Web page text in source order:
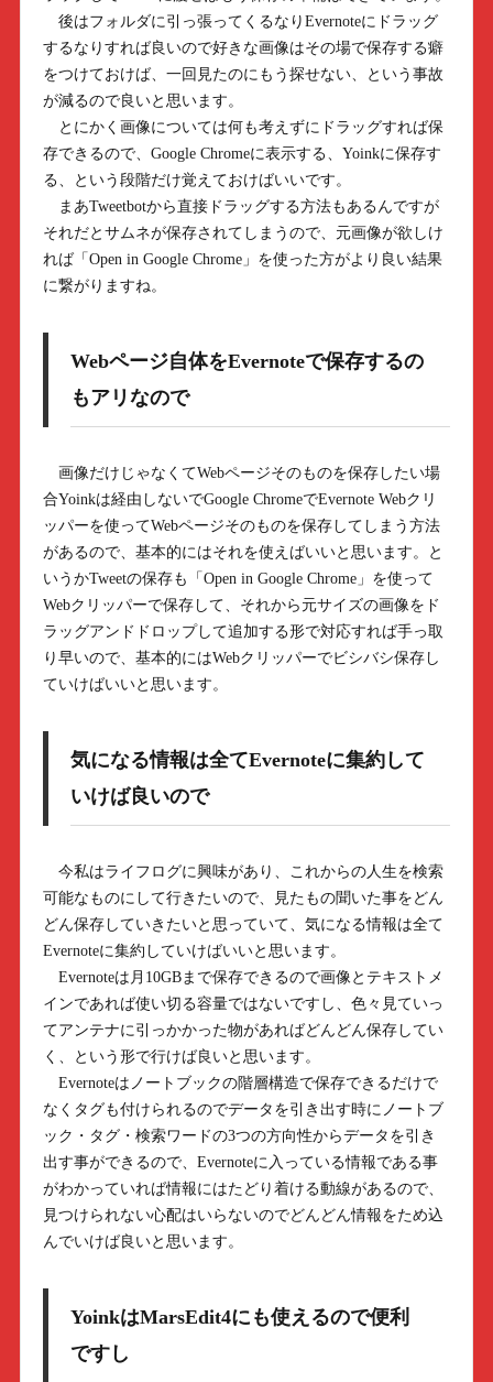
後はフォルダに引っ張ってくるなりEvernoteにドラッグ
するなりすれば良いので好きな画像はその場で保存する癖
をつけておけば、一回見たのにもう探せない、という事故
が減るので良いと思います。
とにかく画像については何も考えずにドラッグすれば保
存できるので、Google Chromeに表示する、Yoinkに保存す
る、という段階だけ覚えておけばいいです。
まあTweetbotから直接ドラッグする方法もあるんですが
それだとサムネが保存されてしまうので、元画像が欲しけ
れば「Open in Google Chrome」を使った方がより良い結果
に繋がりますね。
Webページ自体をEvernoteで保存するの
もアリなので
画像だけじゃなくてWebページそのものを保存したい場
合Yoinkは経由しないでGoogle ChromeでEvernote Webクリ
ッパーを使ってWebページそのものを保存してしまう方法
があるので、基本的にはそれを使えばいいと思います。と
いうかTweetの保存も「Open in Google Chrome」を使って
Webクリッパーで保存して、それから元サイズの画像をド
ラッグアンドドロップして追加する形で対応すれば手っ取
り早いので、基本的にはWebクリッパーでビシバシ保存し
ていけばいいと思います。
気になる情報は全てEvernoteに集約して
いけば良いので
今私はライフログに興味があり、これからの人生を検索
可能なものにして行きたいので、見たもの聞いた事をどん
どん保存していきたいと思っていて、気になる情報は全て
Evernoteに集約していけばいいと思います。
Evernoteは月10GBまで保存できるので画像とテキストメ
インであれば使い切る容量ではないですし、色々見ていっ
てアンテナに引っかかった物があればどんどん保存してい
く、という形で行けば良いと思います。
Evernoteはノートブックの階層構造で保存できるだけで
なくタグも付けられるのでデータを引き出す時にノートブ
ック・タグ・検索ワードの3つの方向性からデータを引き
出す事ができるので、Evernoteに入っている情報である事
がわかっていれば情報にはたどり着ける動線があるので、
見つけられない心配はいらないのでどんどん情報をため込
んでいけば良いと思います。
YoinkはMarsEdit4にも使えるので便利
ですし